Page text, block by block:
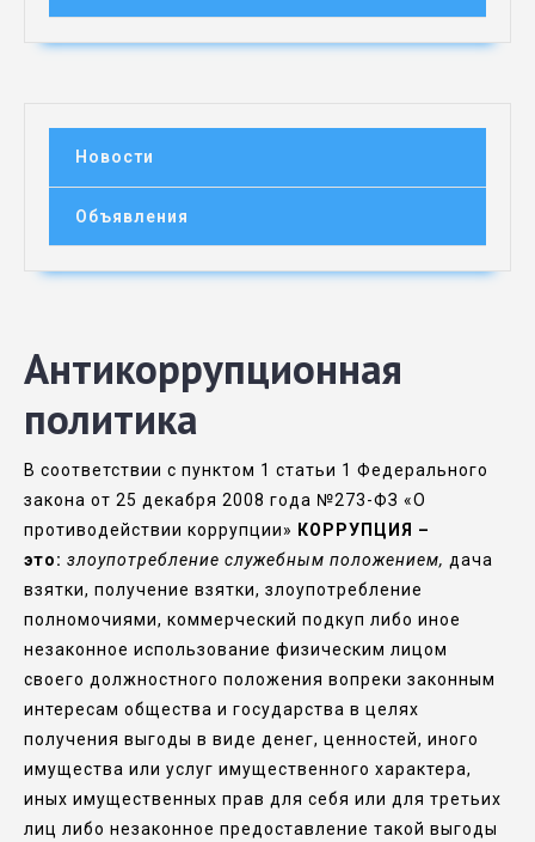
Новости
Объявления
Антикоррупционная
политика
В соответствии с пунктом 1 статьи 1 Федерального
закона от 25 декабря 2008 года №273-ФЗ «О
противодействии коррупции» КОРРУПЦИЯ –
это: злоупотребление служебным положением, дача
взятки, получение взятки, злоупотребление
полномочиями, коммерческий подкуп либо иное
незаконное использование физическим лицом
своего должностного положения вопреки законным
интересам общества и государства в целях
получения выгоды в виде денег, ценностей, иного
имущества или услуг имущественного характера,
иных имущественных прав для себя или для третьих
лиц либо незаконное предоставление такой выгоды